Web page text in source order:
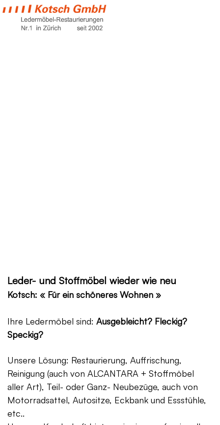
Leder- und Stoffmöbel wieder wie neu
Kotsch: « Für ein schöneres Wohnen »
Ihre Ledermöbel sind: Ausgebleicht? Fleckig?
Speckig?
Unsere Lösung: Restaurierung, Auffrischung,
Reinigung (auch von ALCANTARA + Stoffmöbel
aller Art), Teil- oder Ganz- Neubezüge, auch von
Motorradsattel, Autositze, Eckbank und Essstühle,
etc..